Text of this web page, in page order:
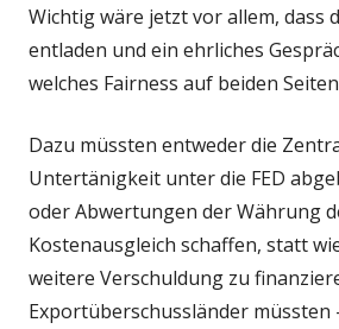
Wichtig wäre jetzt vor allem, dass
entladen und ein ehrliches
welches Fairness auf beiden
Dazu müssten entweder die
Untertänigkeit unter die FED
oder Abwertungen der Währung
Kostenausgleich schaffen, statt
weitere Verschuldung zu
Exportüberschussländer müssten